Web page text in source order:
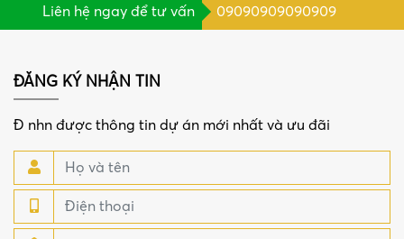
Liên hệ ngay để tư vấn 09090909090909
ĐĂNG KÝ NHẬN TIN
Đ nhn được thông tin dự án mới nhất và ưu đãi